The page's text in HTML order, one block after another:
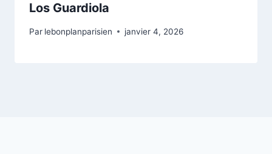
Los Guardiola
Par lebonplanparisien janvier 4, 2026